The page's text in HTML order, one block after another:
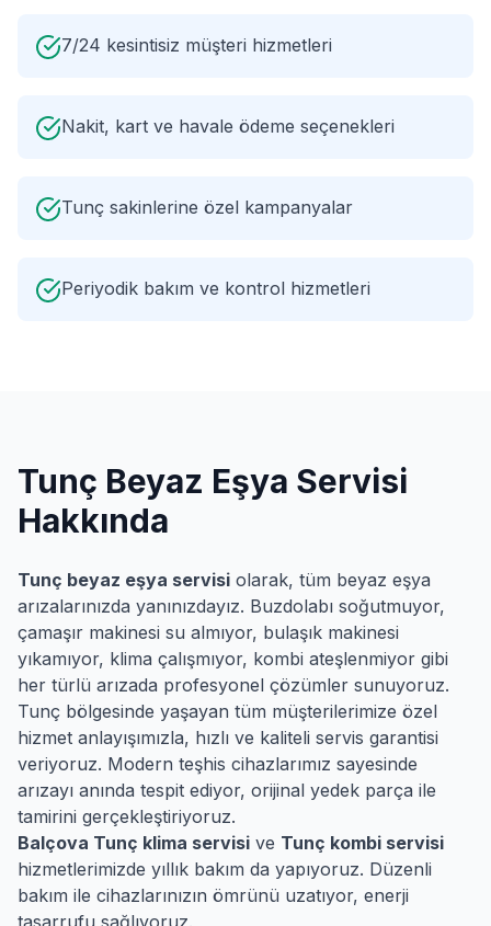
7/24 kesintisiz müşteri hizmetleri
Nakit, kart ve havale ödeme seçenekleri
Tunç sakinlerine özel kampanyalar
Periyodik bakım ve kontrol hizmetleri
Tunç Beyaz Eşya Servisi
Hakkında
Tunç beyaz eşya servisi olarak, tüm beyaz eşya
arızalarınızda yanınızdayız. Buzdolabı soğutmuyor,
çamaşır makinesi su almıyor, bulaşık makinesi
yıkamıyor, klima çalışmıyor, kombi ateşlenmiyor gibi
her türlü arızada profesyonel çözümler sunuyoruz.
Tunç bölgesinde yaşayan tüm müşterilerimize özel
hizmet anlayışımızla, hızlı ve kaliteli servis garantisi
veriyoruz. Modern teşhis cihazlarımız sayesinde
arızayı anında tespit ediyor, orijinal yedek parça ile
tamirini gerçekleştiriyoruz.
Balçova Tunç klima servisi ve Tunç kombi servisi
hizmetlerimizde yıllık bakım da yapıyoruz. Düzenli
bakım ile cihazlarınızın ömrünü uzatıyor, enerji
tasarrufu sağlıyoruz.